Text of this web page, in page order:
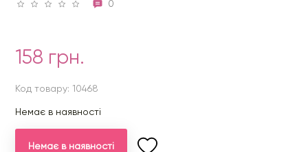
0
158 грн.
Код товару: 10468
Немає в наявності
Немає в наявності